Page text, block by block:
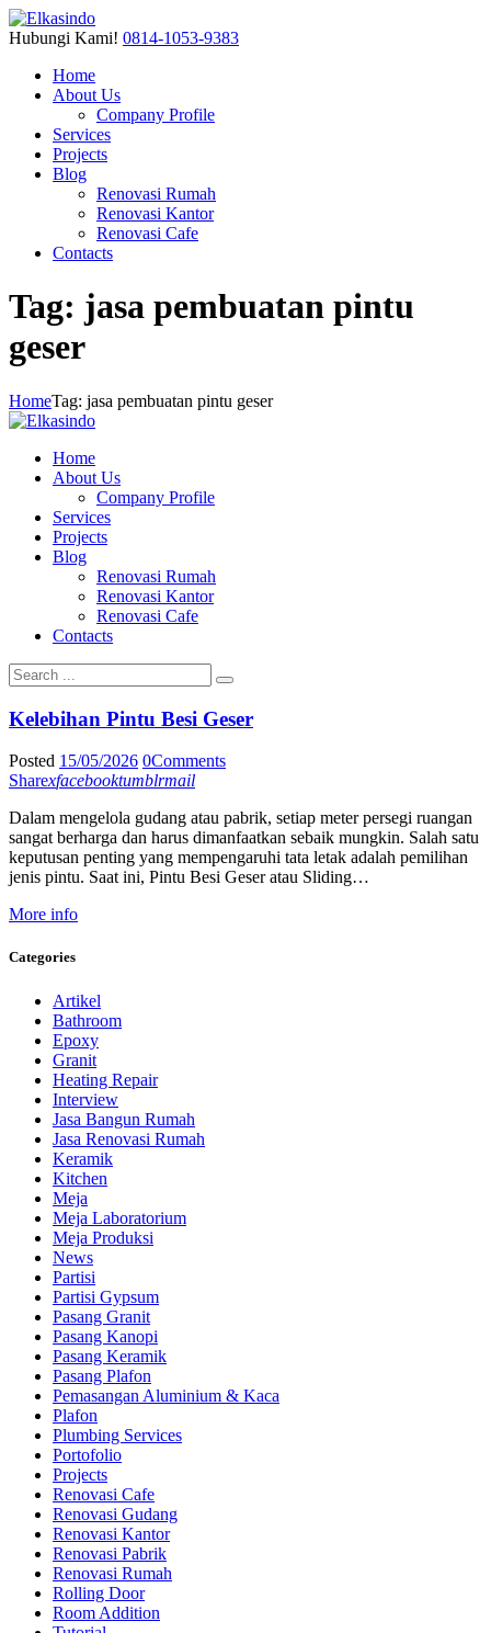
Hubungi Kami! 0814-1053-9383
Home
About Us
Company Profile
Services
Projects
Blog
Renovasi Rumah
Renovasi Kantor
Renovasi Cafe
Contacts
Tag: jasa pembuatan pintu
geser
HomeTag: jasa pembuatan pintu geser
Home
About Us
Company Profile
Services
Projects
Blog
Renovasi Rumah
Renovasi Kantor
Renovasi Cafe
Contacts
Kelebihan Pintu Besi Geser
Posted 15/05/2026 0Comments
Sharexfacebooktumblrmail
Dalam mengelola gudang atau pabrik, setiap meter persegi ruangan
sangat berharga dan harus dimanfaatkan sebaik mungkin. Salah satu
keputusan penting yang mempengaruhi tata letak adalah pemilihan
jenis pintu. Saat ini, Pintu Besi Geser atau Sliding…
More info
Categories
Artikel
Bathroom
Epoxy
Granit
Heating Repair
Interview
Jasa Bangun Rumah
Jasa Renovasi Rumah
Keramik
Kitchen
Meja
Meja Laboratorium
Meja Produksi
News
Partisi
Partisi Gypsum
Pasang Granit
Pasang Kanopi
Pasang Keramik
Pasang Plafon
Pemasangan Aluminium & Kaca
Plafon
Plumbing Services
Portofolio
Projects
Renovasi Cafe
Renovasi Gudang
Renovasi Kantor
Renovasi Pabrik
Renovasi Rumah
Rolling Door
Room Addition